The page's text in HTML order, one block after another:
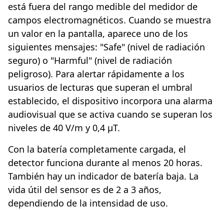
está fuera del rango medible del medidor de
campos electromagnéticos. Cuando se muestra
un valor en la pantalla, aparece uno de los
siguientes mensajes: "Safe" (nivel de radiación
seguro) o "Harmful" (nivel de radiación
peligroso). Para alertar rápidamente a los
usuarios de lecturas que superan el umbral
establecido, el dispositivo incorpora una alarma
audiovisual que se activa cuando se superan los
niveles de 40 V/m y 0,4 µT.
Con la batería completamente cargada, el
detector funciona durante al menos 20 horas.
También hay un indicador de batería baja. La
vida útil del sensor es de 2 a 3 años,
dependiendo de la intensidad de uso.